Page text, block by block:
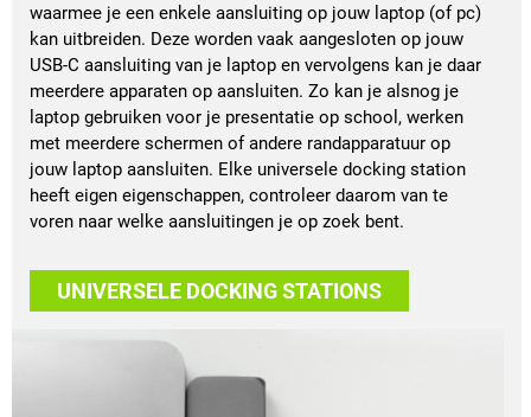
waarmee je een enkele aansluiting op jouw laptop (of pc)
kan uitbreiden. Deze worden vaak aangesloten op jouw
USB-C aansluiting van je laptop en vervolgens kan je daar
meerdere apparaten op aansluiten. Zo kan je alsnog je
laptop gebruiken voor je presentatie op school, werken
met meerdere schermen of andere randapparatuur op
jouw laptop aansluiten. Elke universele docking station
heeft eigen eigenschappen, controleer daarom van te
voren naar welke aansluitingen je op zoek bent.
UNIVERSELE DOCKING STATIONS